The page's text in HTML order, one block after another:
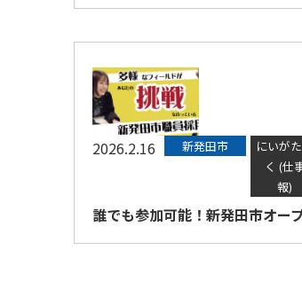
2026.2.16 新発田市
にいが
く (仕
報)
誰でも参加可能！新発田市オー